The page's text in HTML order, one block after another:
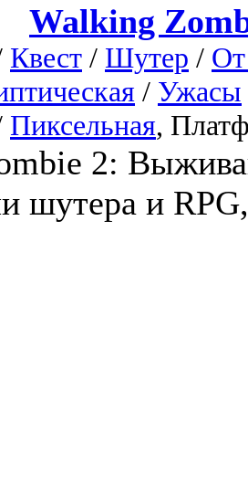
Walking
Квест / Шутер / От
/ Ужасы
Пиксельная,
2:
шутера и